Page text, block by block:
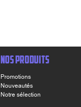
NOS PRODUITS
Promotions
Nouveautés
Notre sélection